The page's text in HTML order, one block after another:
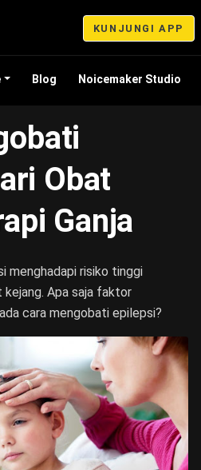
KUNJUNGI APP
Blog Noicemaker Studio
Obat
Ganja
menghadapi risiko tinggi
kejang. Apa saja faktor
cara mengobati epilepsi?